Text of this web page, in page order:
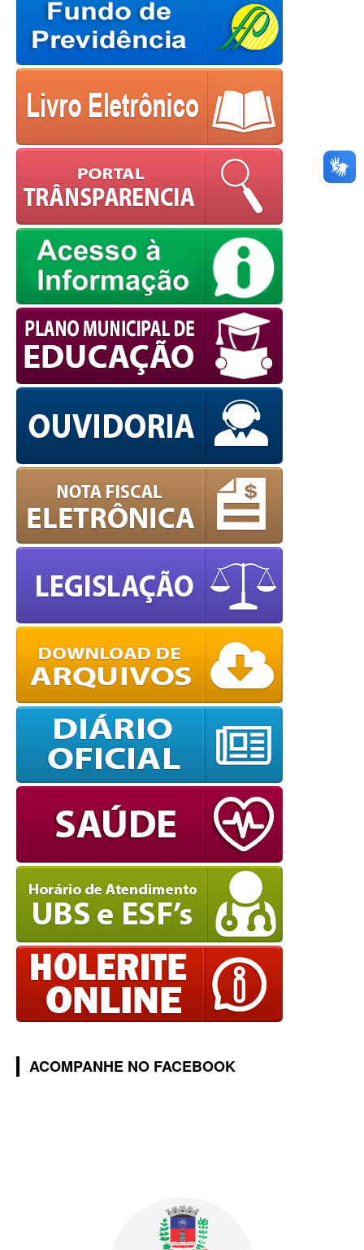
OK
European Commission |
Cookies Policy
powered by
ACOMPANHE NO FACEBOOK